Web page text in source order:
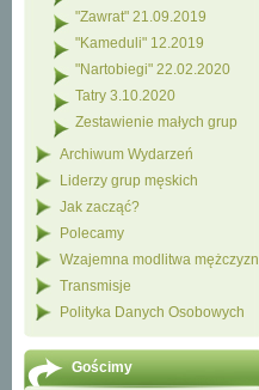
"Zawrat" 21.09.2019
"Kameduli" 12.2019
"Nartobiegi" 22.02.2020
Tatry 3.10.2020
Zestawienie małych grup
Archiwum Wydarzeń
Liderzy grup męskich
Jak zacząć?
Polecamy
Wzajemna modlitwa mężczyzn
Transmisje
Polityka Danych Osobowych
Gościmy